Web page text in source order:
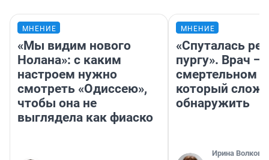
МНЕНИЕ
«Мы видим нового
Нолана»: с каким
настроем нужно
смотреть «Одиссею»,
чтобы она не
выглядела как фиаско
МНЕНИЕ
«Спуталась
пургу». Врач —
смертельном
который
обнаружить
Ирина Волкова